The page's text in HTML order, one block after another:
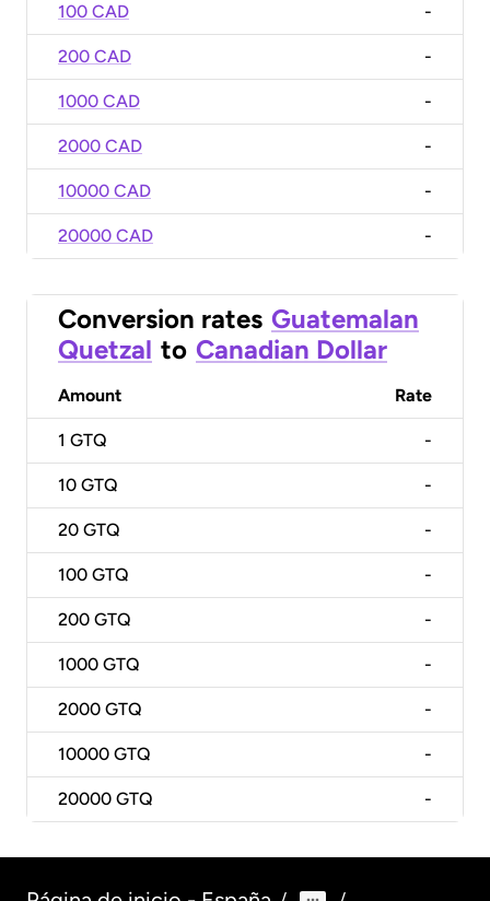
100 CAD -
200 CAD -
1000 CAD -
2000 CAD -
10000 CAD -
20000 CAD -
Conversion rates Guatemalan
Quetzal to Canadian Dollar
Amount Rate
1 GTQ -
10 GTQ -
20 GTQ -
100 GTQ -
200 GTQ -
1000 GTQ -
2000 GTQ -
10000 GTQ -
20000 GTQ -